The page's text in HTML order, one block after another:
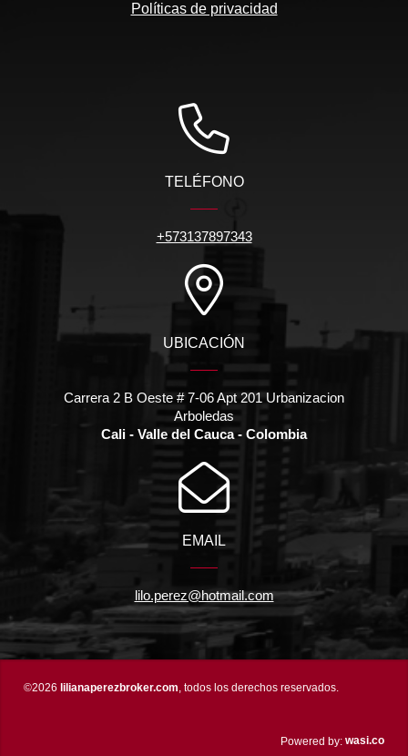
Políticas de privacidad
TELÉFONO
+573137897343
UBICACIÓN
Carrera 2 B Oeste # 7-06 Apt 201 Urbanizacion
Arboledas
Cali - Valle del Cauca - Colombia
EMAIL
lilo.perez@hotmail.com
©2026 lilianaperezbroker.com, todos los derechos reservados.
Powered by: wasi.co